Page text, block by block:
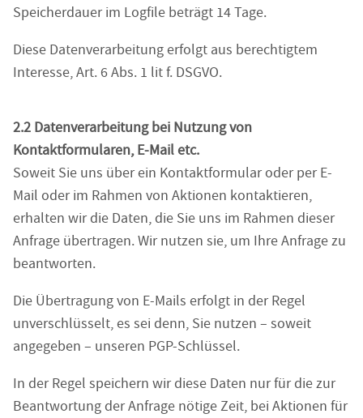
Speicherdauer im Logfile beträgt 14 Tage.
Diese Datenverarbeitung erfolgt aus berechtigtem
Interesse, Art. 6 Abs. 1 lit f. DSGVO.
2.2 Datenverarbeitung bei Nutzung von
Kontaktformularen, E-Mail etc.
Soweit Sie uns über ein Kontaktformular oder per E-
Mail oder im Rahmen von Aktionen kontaktieren,
erhalten wir die Daten, die Sie uns im Rahmen dieser
Anfrage übertragen. Wir nutzen sie, um Ihre Anfrage zu
beantworten.
Die Übertragung von E-Mails erfolgt in der Regel
unverschlüsselt, es sei denn, Sie nutzen – soweit
angegeben – unseren PGP-Schlüssel.
In der Regel speichern wir diese Daten nur für die zur
Beantwortung der Anfrage nötige Zeit, bei Aktionen für